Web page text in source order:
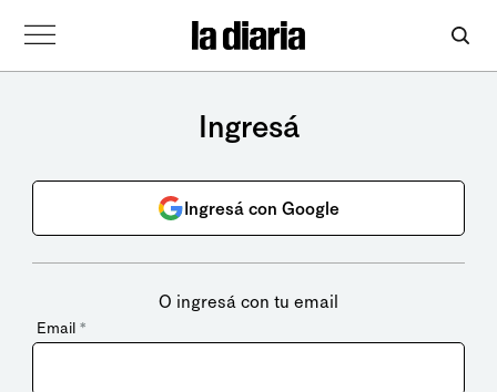
Ingresá
Ingresá con Google
O ingresá con tu email
Email *